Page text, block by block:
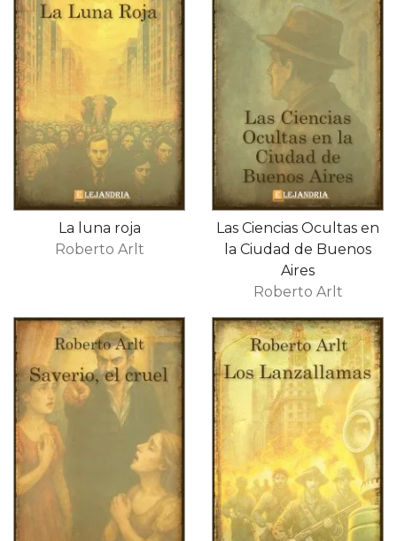
La luna roja
Roberto Arlt
Las Ciencias Ocultas en
la Ciudad de Buenos
Aires
Roberto Arlt